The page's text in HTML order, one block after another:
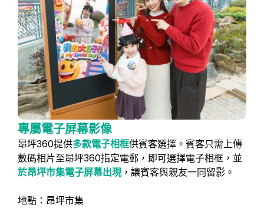
專屬電子屏幕影像
昂坪360提供多款電子相框供賓客選擇。賓客只需上傳
數碼相片至昂坪360指定電郵，即可選擇電子相框，並
於昂坪市集電子屏幕出現，讓賓客與親友一同留影。
地點：昂坪市集